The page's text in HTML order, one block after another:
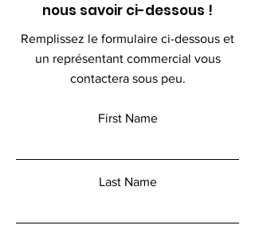
nous savoir ci-dessous !
Remplissez le formulaire ci-dessous et
un représentant commercial vous
contactera sous peu.
First Name
Last Name